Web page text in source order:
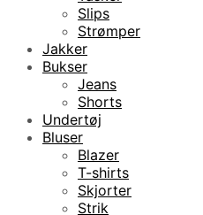
Slips
Strømper
Jakker
Bukser
Jeans
Shorts
Undertøj
Bluser
Blazer
T-shirts
Skjorter
Strik